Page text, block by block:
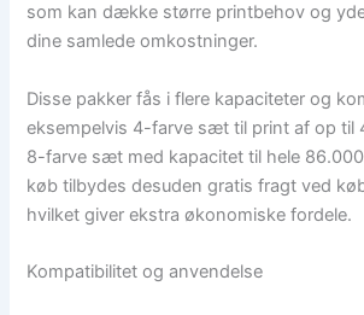
som kan dække større printbehov og
dine samlede omkostninger.
Disse pakker fås i flere kapaciteter og
eksempelvis 4-farve sæt til print af op til
8-farve sæt med kapacitet til hele
køb tilbydes desuden gratis fragt ved
hvilket giver ekstra økonomiske fordele.
Kompatibilitet og anvendelse